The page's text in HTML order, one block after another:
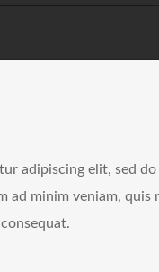
adipiscing elit, sed
ad minim veniam,